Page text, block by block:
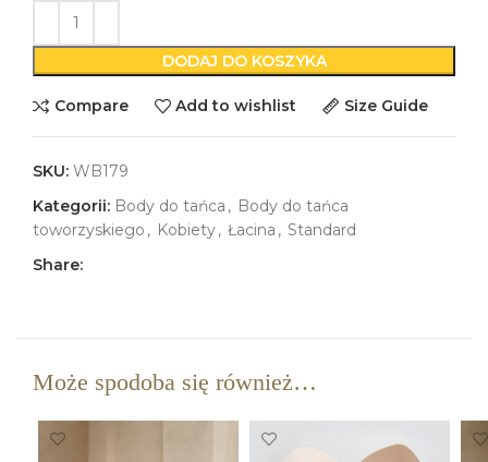
DODAJ DO KOSZYKA
Compare Add to wishlist Size Guide
SKU: WB179
Kategorii: Body do tańca , Body do tańca
toworzyskiego , Kobiety, Łacina , Standard
Share:
Może spodoba się również…